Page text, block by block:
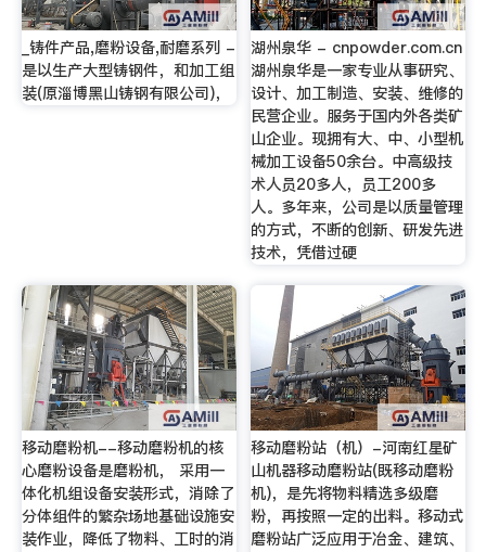
_铸件产品,磨粉设备,耐磨系列 -
是以生产大型铸钢件，和加工组
装(原淄博黑山铸钢有限公司)，
湖州泉华 - cnpowder.com.cn
湖州泉华是一家专业从事研究、
设计、加工制造、安装、维修的
民营企业。服务于国内外各类矿
山企业。现拥有大、中、小型机
械加工设备50余台。中高级技
术人员20多人，员工200多
人。多年来，公司是以质量管理
的方式，不断的创新、研发先进
技术，凭借过硬
移动磨粉机--移动磨粉机的核
心磨粉设备是磨粉机， 采用一
体化机组设备安装形式，消除了
分体组件的繁杂场地基础设施安
装作业，降低了物料、工时的消
移动磨粉站（机）-河南红星矿
山机器移动磨粉站(既移动磨粉
机)，是先将物料精选多级磨
粉，再按照一定的出料。移动式
磨粉站广泛应用于冶金、建筑、